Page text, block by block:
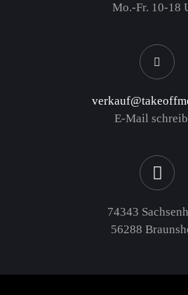
Mo.-Fr. 10-18
E-Mail
74343
56288